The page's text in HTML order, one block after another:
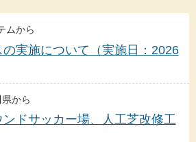
ムから
実施について（実施日：2026
から
ドサッカー場、人工芝改修工